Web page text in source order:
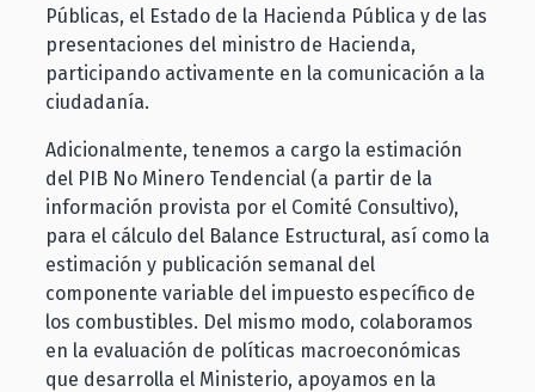
Públicas, el Estado de la Hacienda Pública y de las
presentaciones del ministro de Hacienda,
participando activamente en la comunicación a la
ciudadanía.
Adicionalmente, tenemos a cargo la estimación
del PIB No Minero Tendencial (a partir de la
información provista por el Comité Consultivo),
para el cálculo del Balance Estructural, así como la
estimación y publicación semanal del
componente variable del impuesto específico de
los combustibles. Del mismo modo, colaboramos
en la evaluación de políticas macroeconómicas
que desarrolla el Ministerio, apoyamos en la